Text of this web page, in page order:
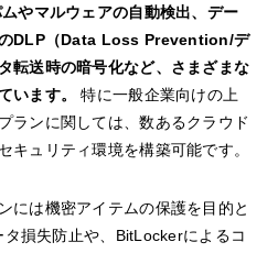
ムやマルウェアの自動検出、デー
DLP（Data Loss Prevention/デ
転送時の暗号化など、さまざまな
います。特に一般企業向けの上
ランに関しては、数あるクラウド
キュリティ環境を構築可能です。
には機密アイテムの保護を目的と
損失防止や、BitLockerによるコ